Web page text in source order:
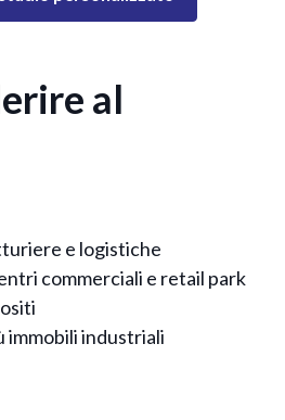
al
e logistiche
commerciali e retail park
immobili industriali